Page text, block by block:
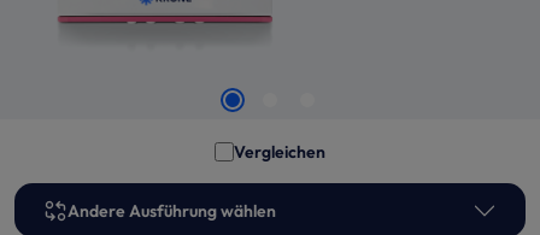
Vergleichen
Andere Ausführung wählen